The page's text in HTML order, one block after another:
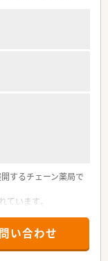
するチェーン薬局で
います。
舗ございますので
。
い合わせ